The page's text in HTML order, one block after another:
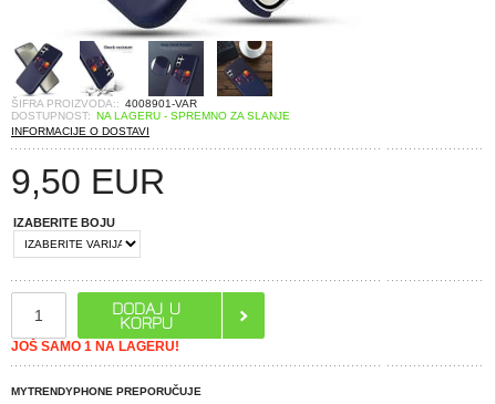
ŠIFRA PROIZVODA:: 4008901-VAR
DOSTUPNOST: NA LAGERU - SPREMNO ZA SLANJE
INFORMACIJE O DOSTAVI
9,50 EUR
IZABERITE BOJU
JOŠ SAMO 1 NA LAGERU!
MYTRENDYPHONE PREPORUČUJE